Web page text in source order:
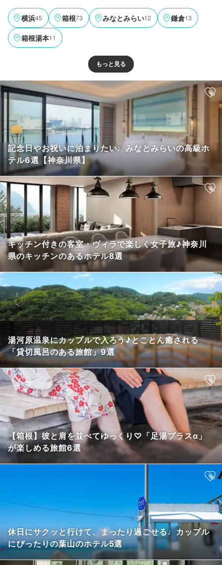
横浜45 箱根73 みなとみらい12 鎌倉13
箱根湯本11
記念日やお祝いに泊まりたい♩みなとみらいの高級ホ
テル6選【神奈川県】
キッチン付きの客室・ヴィラで楽しく女子旅♪神奈川
県のキッチンのあるホテル8選
湯河原温泉にカップルで入ろう♪とことん癒される
「貸切風呂のある旅館」9選
【箱根】彼と肩を並べてゆっくり♡「足湯プラスα」
が楽しめる旅館6選
休日にサクッと行けて、まったり過ごせる♩カップル
にぴったりの葉山のホテル5選